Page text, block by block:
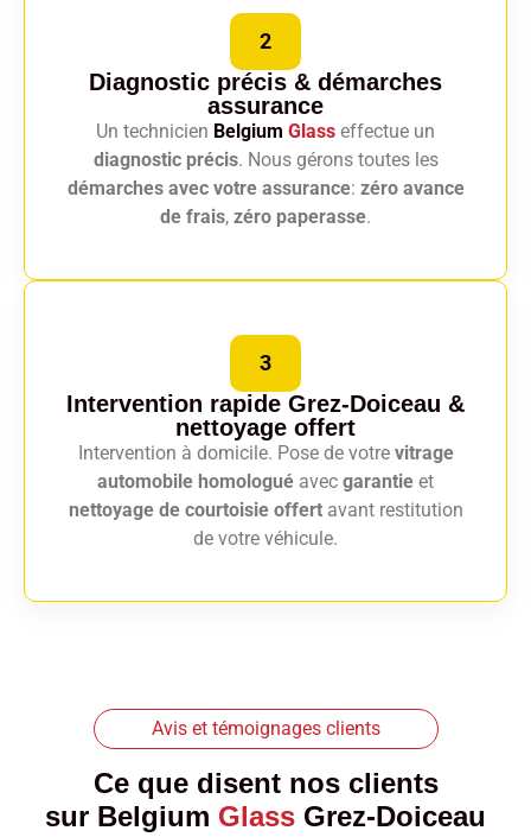
2
Diagnostic précis & démarches
assurance
Un technicien Belgium Glass effectue un
diagnostic précis. Nous gérons toutes les
démarches avec votre assurance: zéro avance
de frais, zéro paperasse.
3
Intervention rapide Grez-Doiceau &
nettoyage offert
Intervention à domicile. Pose de votre vitrage
automobile homologué avec garantie et
nettoyage de courtoisie offertavant restitution
de votre véhicule.
Avis et témoignages clients
Ce que disent nos clients
sur Belgium Glass Grez-Doiceau